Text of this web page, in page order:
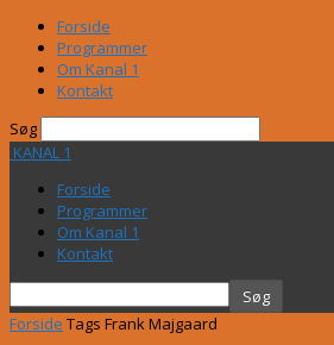
Forside
Programmer
Om Kanal 1
Kontakt
Søg
KANAL 1
Forside
Programmer
Om Kanal 1
Kontakt
Forside Tags Frank Majgaard